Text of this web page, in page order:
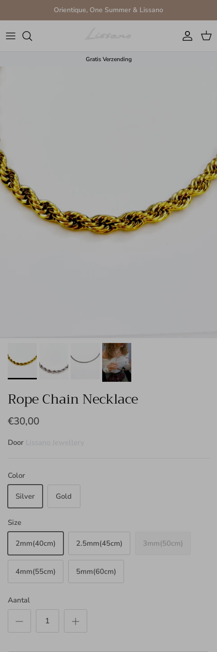
Orientique, One Summer & Lissano
Account
Gratis Verzending
Rope Chain Necklace
€30,00
Door
Color
Silver Gold
Size
2mm(40cm) 2.5mm(45cm) 3mm(50cm)
4mm(55cm) 5mm(60cm)
Aantal